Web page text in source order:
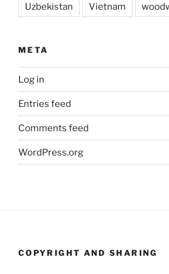
Uzbekistan Vietnam
META
Log in
Entries feed
Comments feed
WordPress.org
COPYRIGHT AND SHARING